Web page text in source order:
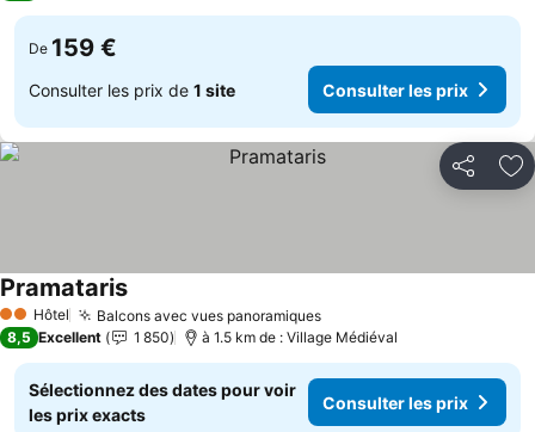
De 159 €
Consulter les prix de 1 site Consulter les prix
Partager
2 Étoiles
Hôtel Balcons avec vues panoramiquesConsulter les prix
PramatarisConsulter les prix
8,5 Excellent 1 850 à 1.5 km de : Village Médiéval
Sélectionnez des dates pour voir
les prix exacts
Consulter les prix